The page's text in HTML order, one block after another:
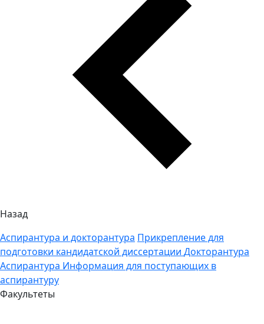
Назад
Аспирантура и докторантура Прикрепление для
подготовки кандидатской диссертации Докторантура
Аспирантура Информация для поступающих в
аспирантуру
Факультеты